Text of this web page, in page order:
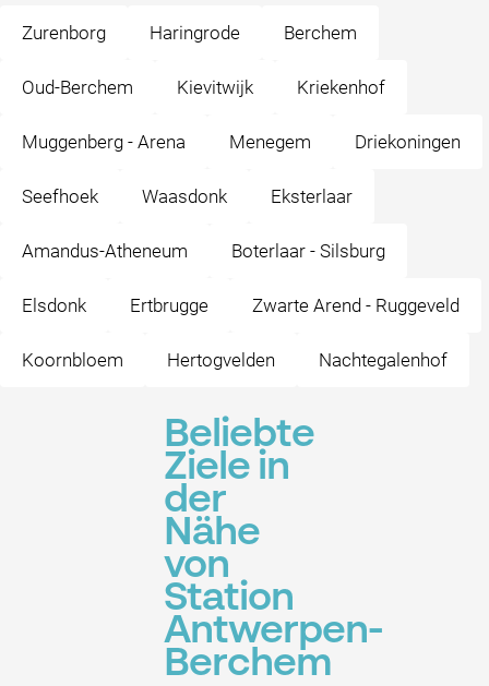
Zurenborg Haringrode Berchem
Oud-Berchem Kievitwijk Kriekenhof
Muggenberg - Arena Menegem Driekoningen
Seefhoek Waasdonk Eksterlaar
Amandus-Atheneum Boterlaar - Silsburg
Elsdonk Ertbrugge Zwarte Arend - Ruggeveld
Koornbloem Hertogvelden Nachtegalenhof
Beliebte
Ziele in
der
Nähe
von
Station
Antwerpen-
Berchem